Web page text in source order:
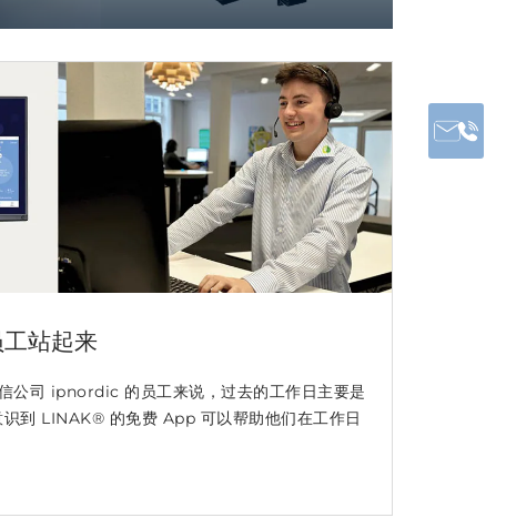
站起来
公司 ipnordic 的员工来说，过去的工作日主要是
到 LINAK® 的免费 App 可以帮助他们在工作日